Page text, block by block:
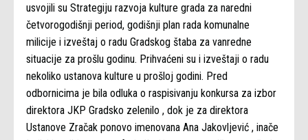
usvojili su Strategiju razvoja kulture grada za naredni
četvorogodišnji period, godišnji plan rada komunalne
milicije i izveštaj o radu Gradskog štaba za vanredne
situacije za prošlu godinu. Prihvaćeni su i izveštaji o radu
nekoliko ustanova kulture u prošloj godini. Pred
odbornicima je bila odluka o raspisivanju konkursa za izbor
direktora JKP Gradsko zelenilo , dok je za direktora
Ustanove Zračak ponovo imenovana Ana Jakovljević , inače